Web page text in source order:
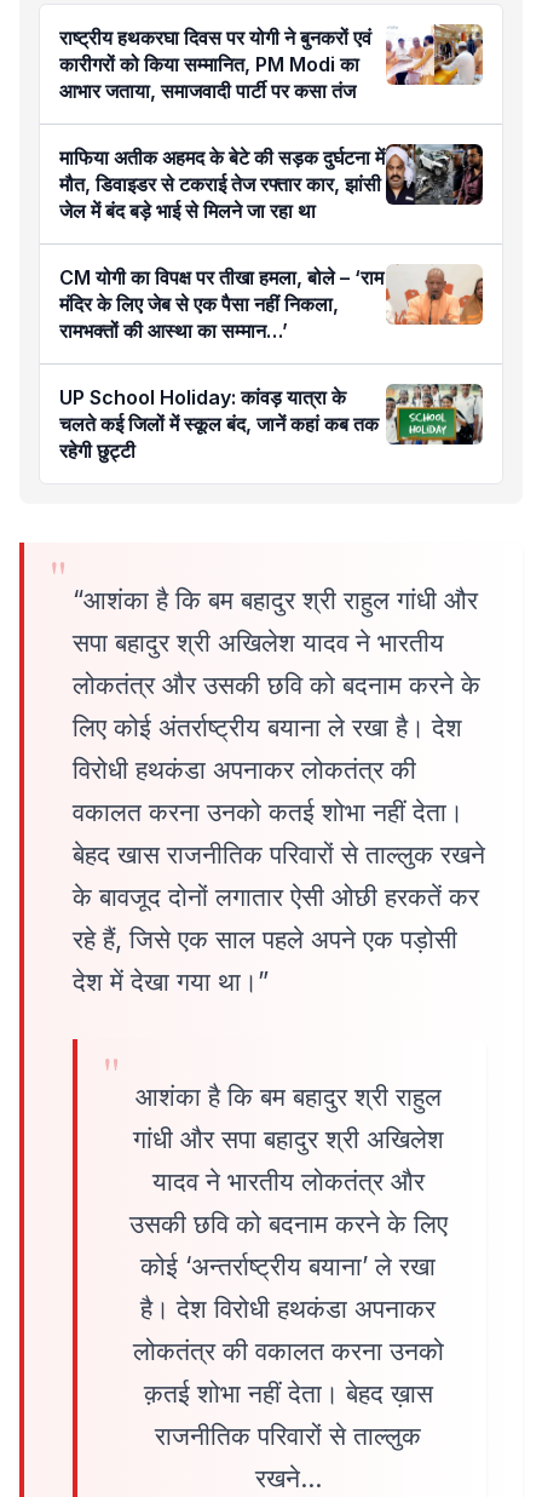
राष्ट्रीय हथकरघा दिवस पर योगी ने बुनकरों एवं
कारीगरों को किया सम्मानित, PM Modi का
आभार जताया, समाजवादी पार्टी पर कसा तंज
माफिया अतीक अहमद के बेटे की सड़क दुर्घटना में
मौत, डिवाइडर से टकराई तेज रफ्तार कार, झांसी
जेल में बंद बड़े भाई से मिलने जा रहा था
CM योगी का विपक्ष पर तीखा हमला, बोले – ‘राम
मंदिर के लिए जेब से एक पैसा नहीं निकला,
रामभक्तों की आस्था का सम्मान…’
UP School Holiday: कांवड़ यात्रा के
चलते कई जिलों में स्कूल बंद, जानें कहां कब तक
रहेगी छुट्टी
“आशंका है कि बम बहादुर श्री राहुल गांधी और
सपा बहादुर श्री अखिलेश यादव ने भारतीय
लोकतंत्र और उसकी छवि को बदनाम करने के
लिए कोई अंतर्राष्ट्रीय बयाना ले रखा है। देश
विरोधी हथकंडा अपनाकर लोकतंत्र की
वकालत करना उनको कतई शोभा नहीं देता।
बेहद खास राजनीतिक परिवारों से ताल्लुक रखने
के बावजूद दोनों लगातार ऐसी ओछी हरकतें कर
रहे हैं, जिसे एक साल पहले अपने एक पड़ोसी
देश में देखा गया था।”
आशंका है कि बम बहादुर श्री राहुल
गांधी और सपा बहादुर श्री अखिलेश
यादव ने भारतीय लोकतंत्र और
उसकी छवि को बदनाम करने के लिए
कोई ‘अन्तर्राष्ट्रीय बयाना’ ले रखा
है। देश विरोधी हथकंडा अपनाकर
लोकतंत्र की वकालत करना उनको
क़तई शोभा नहीं देता। बेहद ख़ास
राजनीतिक परिवारों से ताल्लुक
रखने…